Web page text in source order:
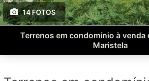
14 FOTOS
Terrenos em condomínio à venda
Maristela